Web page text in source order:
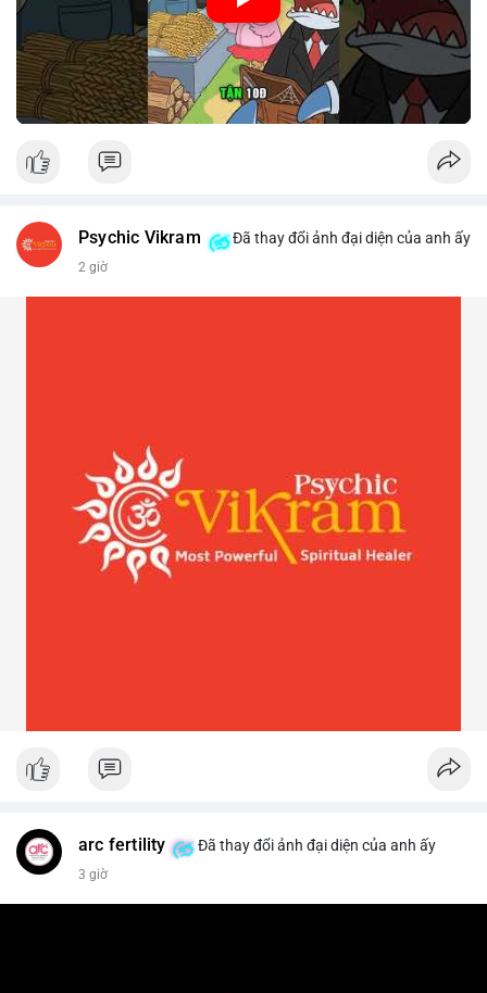
Psychic Vikram Đã thay đổi ảnh đại diện của anh ấy
2 giờ
arc fertility Đã thay đổi ảnh đại diện của anh ấy
3 giờ